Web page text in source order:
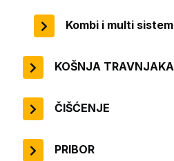
Kombi i multi sistem
KOŠNJA TRAVNJAKA
ČIŠĆENJE
PRIBOR